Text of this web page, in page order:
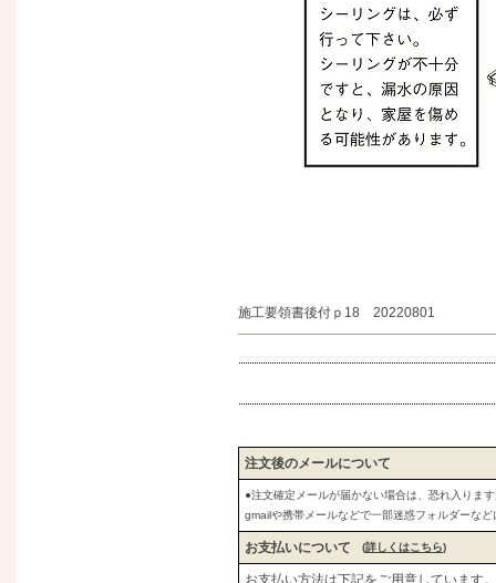
施工要領書後付ｐ18 20220801
注文後のメールについて
●注文確定メールが届かない場合は、恐れ入りま
gmailや携帯メールなどで一部迷惑フォルダーな
お支払いについて (詳しくはこちら)
お支払い方法は下記をご用意しています。